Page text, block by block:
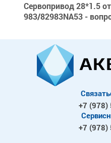
Сервопривод 28*1.5
983/82983NA53 -
+7 (978)
+7 (978)